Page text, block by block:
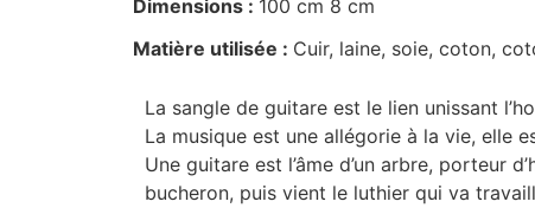
Dimensions : 100 cm 8 cm
Matière utilisée : Cuir, laine, soie, coton,
La sangle de guitare est le lien unissant
La musique est une allégorie à la vie, elle
Une guitare est l’âme d’un arbre, porteur
bucheron, puis vient le luthier qui va